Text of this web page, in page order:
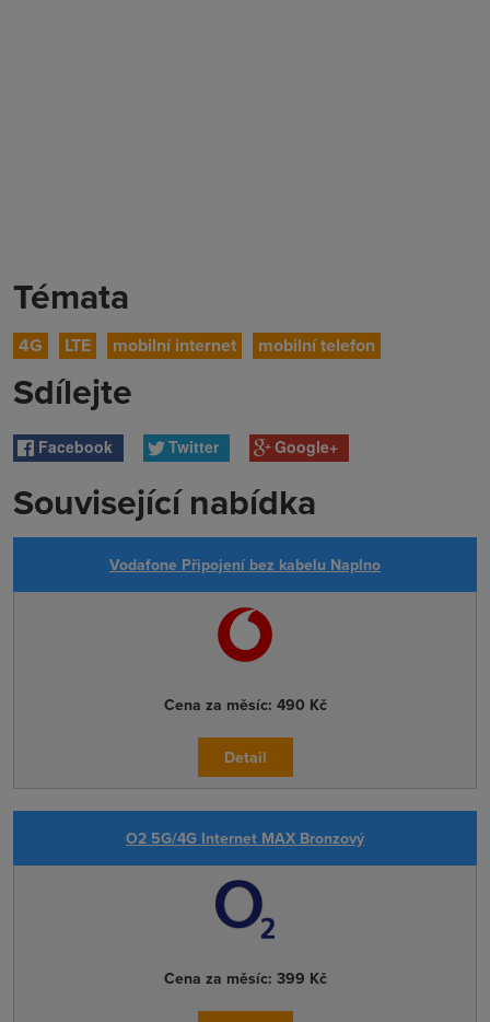
Témata
4G LTE mobilní internet mobilní telefon
Sdílejte
Facebook Twitter Google+
Související nabídka
Vodafone Připojení bez kabelu Naplno
Cena za měsíc: 490 Kč
Detail
O2 5G/4G Internet MAX Bronzový
Cena za měsíc: 399 Kč